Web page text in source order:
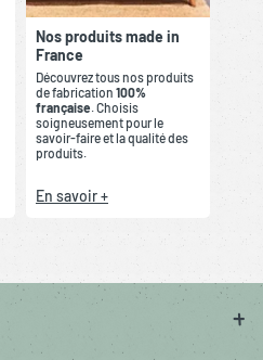
Nos produits made in
France
Découvrez tous nos produits
de fabrication 100%
française. Choisis
soigneusement pour le
savoir-faire et la qualité des
produits.
En savoir +